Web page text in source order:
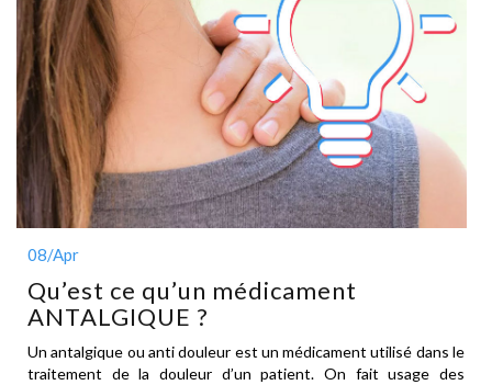
08/Apr
Qu’est ce qu’un médicament
ANTALGIQUE ?
Un antalgique ou anti douleur est un médicament utilisé dans le
traitement de la douleur d’un patient. On fait usage des